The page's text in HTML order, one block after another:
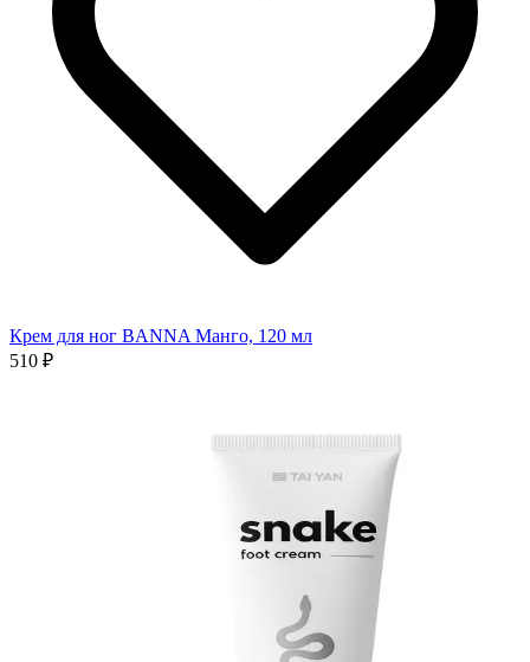
Крем для ног BANNA Манго, 120 мл
510 ₽